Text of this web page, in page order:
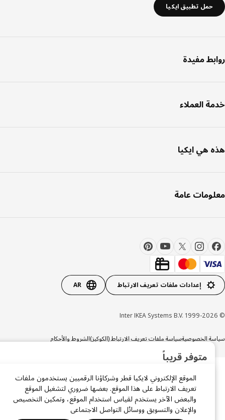
حمل تطبيق ايكيا
مفيدة
العملاء
هي ايكيا
عامة
إعدادات ملفات تعريف الارتباط AR
الخصوصيةسياسة ملفات تعريف الارتباط (الكوكيز)الشروط والأحكام
الموقع الإلكتروني لايكيا قطر وشركاؤنا الرقميين يستخدمون ملفات
تعريف الارتباط على هذا الموقع. بعضها ضروري لتشغيل الموقع
والبعض الآخر يستخدم لقياس استخدام الموقع، وتمكين التخصيص
والإعلان والتسويق ووسائل التواصل الاجتماعي
متوفر قريباً
أوافق على الشروط والأحكام وسياسة الخصوصية